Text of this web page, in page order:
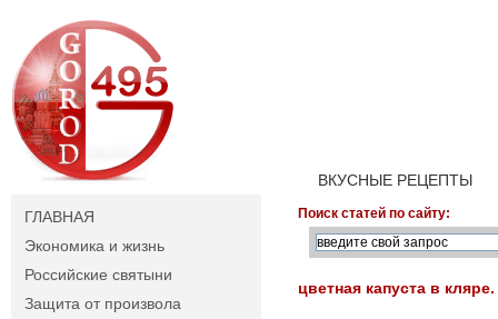
ГЛАВНАЯ
Экономика и жизнь
Российские святыни
Защита от произвола
ВКУСНЫЕ РЕЦЕПТЫ
Поиск статей по сайту:
цветная капуста в кляре.